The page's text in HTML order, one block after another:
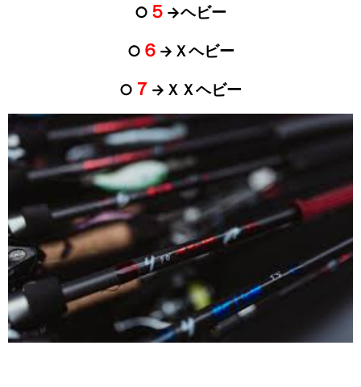
○ ５ →ヘビー
○ ６ →Ｘヘビー
○ ７ →ＸＸヘビー